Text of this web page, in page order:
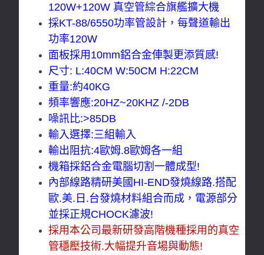
120W+120W 真空管綜合旗艦擴大機
採KT-88/6550功率管設計，每聲道輸出
功率120W
面板採用10mm鋁合金俥製更添質感!
尺寸: L:40CM W:50CM H:22CM
重量:約40KG
頻率響應:20HZ~20KHZ /-2DB
噪訊比:>85DB
輸入選擇:三組輸入
輸出阻抗:4歐姆.8歐姆各一組
機箱採鋁合金電腦切割一體成型!
內部線路精研美國HI-END發燒線路.搭配
歐.美.日.台發燒材料組合而成，電源部分
並採正規CHOCK濾波!
採用本公司最新研發高階機種採用的真空
管穩壓技術.大幅提升音場與動態!